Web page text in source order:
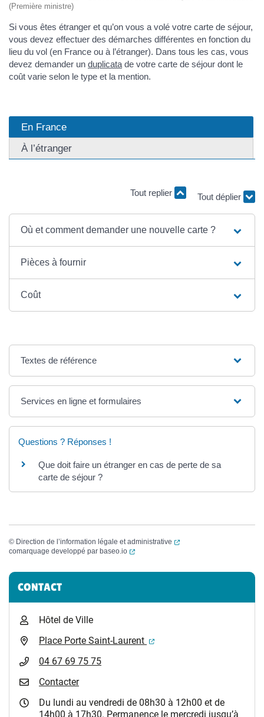
(Première ministre)
Si vous êtes étranger et qu’on vous a volé votre carte de séjour,
vous devez effectuer des démarches différentes en fonction du
lieu du vol (en France ou à l’étranger). Dans tous les cas, vous
devez demander un duplicata de votre carte de séjour dont le
coût varie selon le type et la mention.
En France
À l’étranger
Tout replier
Tout déplier
Où et comment demander une nouvelle carte ?
Pièces à fournir
Coût
Textes de référence
Services en ligne et formulaires
Questions ? Réponses !
Que doit faire un étranger en cas de perte de sa
carte de séjour ?
© Direction de l’information légale et administrative
(ouverture dans un
comarquage developpé par baseo.io (ouverture dans un nouvel onglet)
Informations complémentaires
CONTACT
Hôtel de Ville
Place Porte Saint-Laurent
(ouverture dans un
04 67 69 75 75
Contacter
Du lundi au vendredi de 08h30 à 12h00 et de
14h00 à 17h30. Permanence le mercredi jusqu’à